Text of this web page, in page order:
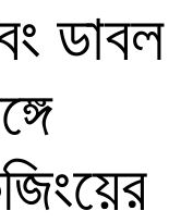
ডাবল